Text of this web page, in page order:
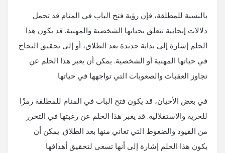
بالنسبة للمطلقة، فإن رؤية فتح الباب في المنام قد تحمل
دلالات إيجابية تتعلق بحياتها الشخصية والمهنية. قد يكون هذا
الحلم إشارة إلى بداية جديدة بعد الطلاق، أو إلى تحقيق النجاح
في حياتها المهنية أو الشخصية. يمكن أن يعبر هذا الحلم عن
تجاوز العقبات والصعوبات التي تواجهها في حياتها.
في بعض الأحيان، قد يكون فتح الباب في المنام للمطلقة رمزًا
للحرية والاستقلالية. قد يعبر هذا الحلم عن رغبتها في التحرر
من القيود والضغوط التي تعاني منها بعد الطلاق. يمكن أن
يكون هذا الحلم إشارة إلى أنها تسعى لتحقيق أهدافها